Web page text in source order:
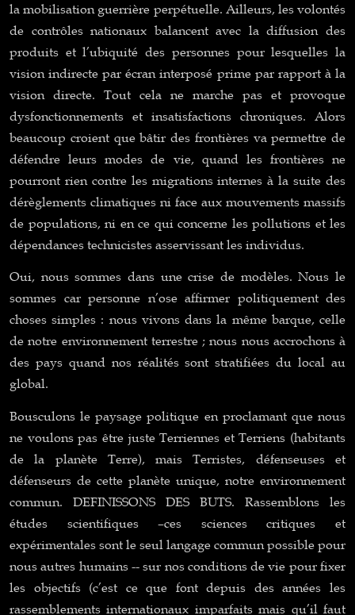
la mobilisation guerrière perpétuelle. Ailleurs, les volontés
de contrôles nationaux balancent avec la diffusion des
produits et l’ubiquité des personnes pour lesquelles la
vision indirecte par écran interposé prime par rapport à la
vision directe. Tout cela ne marche pas et provoque
dysfonctionnements et insatisfactions chroniques. Alors
beaucoup croient que bâtir des frontières va permettre de
défendre leurs modes de vie, quand les frontières ne
pourront rien contre les migrations internes à la suite des
dérèglements climatiques ni face aux mouvements massifs
de populations, ni en ce qui concerne les pollutions et les
dépendances technicistes asservissant les individus.
Oui, nous sommes dans une crise de modèles. Nous le
sommes car personne n’ose affirmer politiquement des
choses simples : nous vivons dans la même barque, celle
de notre environnement terrestre ; nous nous accrochons à
des pays quand nos réalités sont stratifiées du local au
global.
Bousculons le paysage politique en proclamant que nous
ne voulons pas être juste Terriennes et Terriens (habitants
de la planète Terre), mais Terristes, défenseuses et
défenseurs de cette planète unique, notre environnement
commun. DEFINISSONS DES BUTS. Rassemblons les
études scientifiques –ces sciences critiques et
expérimentales sont le seul langage commun possible pour
nous autres humains -- sur nos conditions de vie pour fixer
les objectifs (c’est ce que font depuis des années les
rassemblements internationaux imparfaits mais qu’il faut